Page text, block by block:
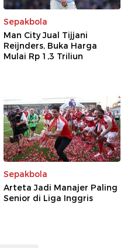
Sepakbola
Man City Jual Tijjani
Reijnders, Buka Harga
Mulai Rp 1,3 Triliun
Sepakbola
Arteta Jadi Manajer Paling
Senior di Liga Inggris